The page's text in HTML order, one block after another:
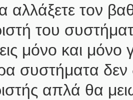
αλλάξετε τον
του
μόνο και
συστήματα δεν
απλά θα